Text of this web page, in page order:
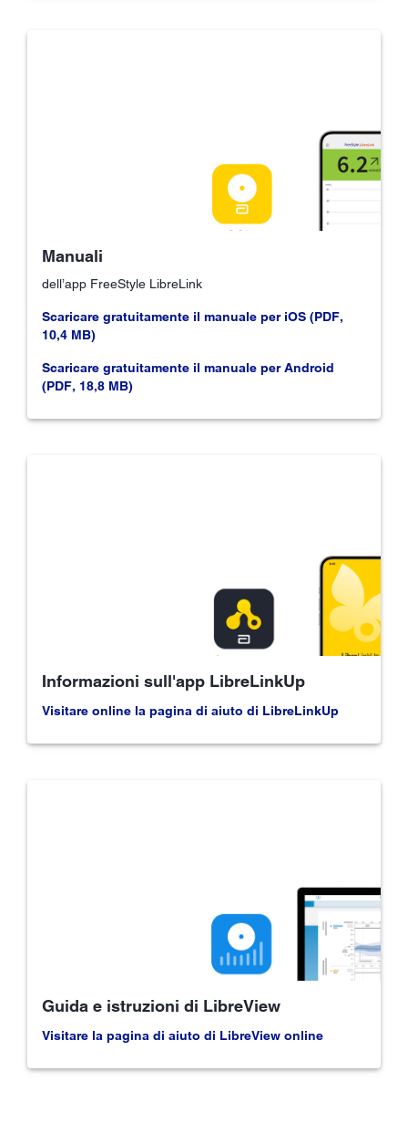
Manuali
dell’app FreeStyle LibreLink
Scaricare gratuitamente il manuale per iOS (PDF,
10,4 MB)
Scaricare gratuitamente il manuale per Android
(PDF, 18,8 MB)
Informazioni sull'app LibreLinkUp
Visitare online la pagina di aiuto di LibreLinkUp
Guida e istruzioni di LibreView
Visitare la pagina di aiuto di LibreView online